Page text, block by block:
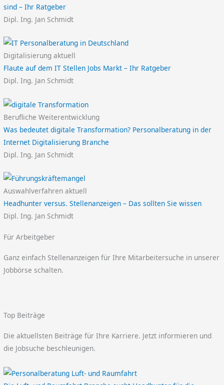
sind – Ihr Ratgeber
Dipl. Ing. Jan Schmidt
Digitalisierung aktuell
Flaute auf dem IT Stellen Jobs Markt – Ihr Ratgeber
Dipl. Ing. Jan Schmidt
Berufliche Weiterentwicklung
Was bedeutet digitale Transformation? Personalberatung in der
Internet Digitalisierung Branche
Dipl. Ing. Jan Schmidt
Auswahlverfahren aktuell
Headhunter versus. Stellenanzeigen – Das sollten Sie wissen
Dipl. Ing. Jan Schmidt
Für Arbeitgeber
Ganz einfach Stellenanzeigen für Ihre Mitarbeitersuche in unserer
Jobbörse schalten.
Top Beiträge
Die aktuellsten Beiträge für Ihre Karriere. Jetzt informieren und
die Jobsuche beschleunigen.